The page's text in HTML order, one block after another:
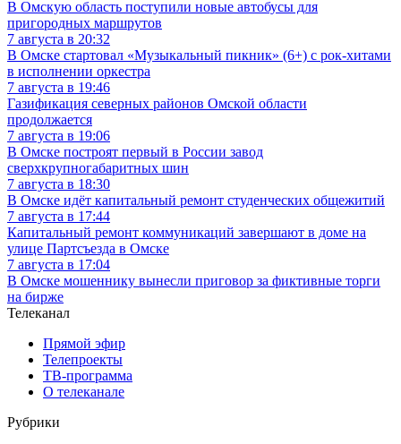
В Омскую область поступили новые автобусы для
пригородных маршрутов
7 августа в 20:32
В Омске стартовал «Музыкальный пикник» (6+) с рок-хитами
в исполнении оркестра
7 августа в 19:46
Газификация северных районов Омской области
продолжается
7 августа в 19:06
В Омске построят первый в России завод
сверхкрупногабаритных шин
7 августа в 18:30
В Омске идёт капитальный ремонт студенческих общежитий
7 августа в 17:44
Капитальный ремонт коммуникаций завершают в доме на
улице Партсъезда в Омске
7 августа в 17:04
В Омске мошеннику вынесли приговор за фиктивные торги
на бирже
Телеканал
Прямой эфир
Телепроекты
ТВ-программа
О телеканале
Рубрики